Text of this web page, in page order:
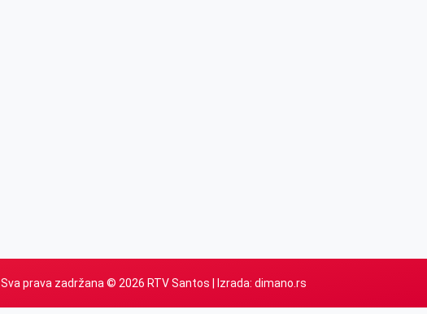
Sva prava zadržana © 2026 RTV Santos | Izrada: dimano.rs